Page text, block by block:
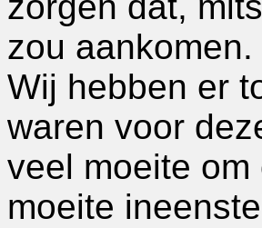
zou aankomen.
Wij hebben er
waren voor
veel moeite
moeite